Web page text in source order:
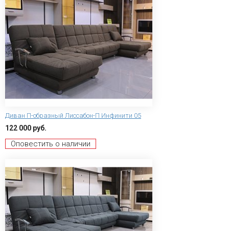
Диван П-образный Лиссабон-П Инфинити 05
122 000 руб.
Оповестить о наличии